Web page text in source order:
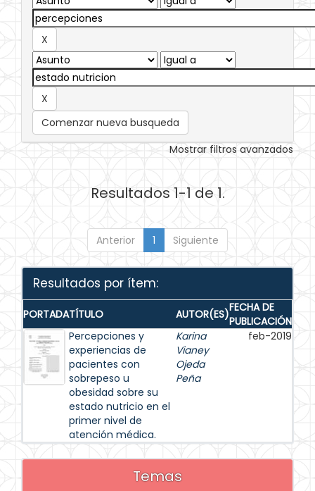
Comenzar nueva busqueda
Mostrar filtros avanzados
Resultados 1-1 de 1.
Anterior 1 Siguiente
Resultados por ítem:
PORTADATÍTULO AUTOR(ES)FECHA DE
PUBLICACIÓN
Percepciones y
experiencias de
pacientes con
sobrepeso u
obesidad sobre su
estado nutricio en el
primer nivel de
atención médica.
Karina
Vianey
Ojeda
Peña
feb-2019
Temas